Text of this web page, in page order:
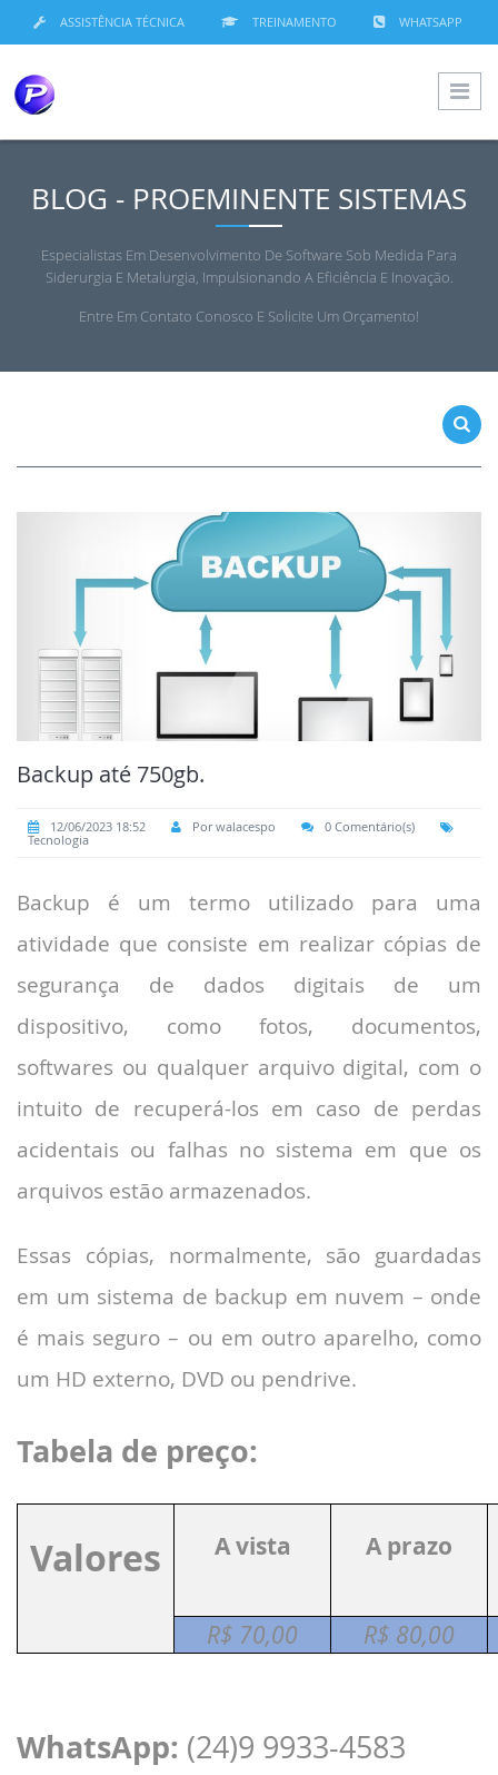
ASSISTÊNCIA TÉCNICA TREINAMENTO WHATSAPP
BLOG - PROEMINENTE SISTEMAS
Especialistas Em Desenvolvimento De Software Sob Medida Para
Siderurgia E Metalurgia, Impulsionando A Eficiência E Inovação.
Entre Em Contato Conosco E Solicite Um Orçamento!
Backup até 750gb.
12/06/2023 18:52 Por walacespo
0 Comentário(s)
Tecnologia
Backup é um termo utilizado para uma
atividade que consiste em realizar cópias de
segurança de dados digitais de um
dispositivo, como fotos, documentos,
softwares ou qualquer arquivo digital, com o
intuito de recuperá-los em caso de perdas
acidentais ou falhas no sistema em que os
arquivos estão armazenados.
Essas cópias, normalmente, são guardadas
em um sistema de backup em nuvem – onde
é mais seguro – ou em outro aparelho, como
um HD externo, DVD ou pendrive.
Tabela de preço:
Valores A vista A prazo
R$ 70,00 R$ 80,00
WhatsApp: (24)9 9933-4583